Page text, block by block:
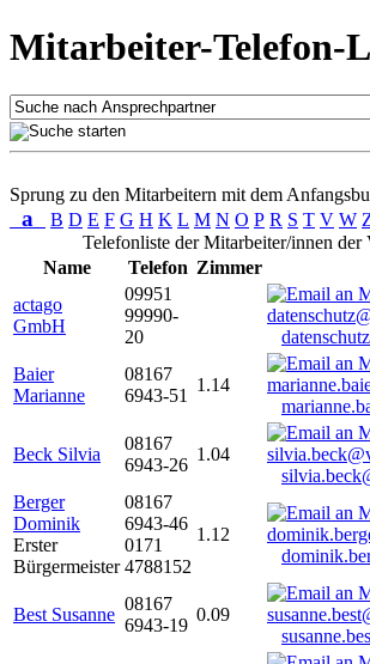
Mitarbeiter-Telefon-
Sprung zu den Mitarbeitern mit dem
a B D E F G H K L M N O P R S T V W
Telefonliste der Mitarbeiter/innen der
Name
Telefon Zimmer
actago
GmbH
09951
99990-
20
Baier
Marianne
08167
6943-51
1.14
Beck Silvia
08167
6943-26
1.04
Berger
Dominik
Erster
Bürgermeister
08167
6943-46
0171
4788152
1.12
Best Susanne
08167
6943-19
0.09